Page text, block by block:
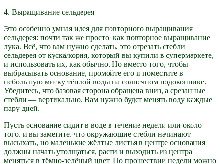
4. Выращивание сельдерея
Это особенно умная идея для повторного выращивания
сельдерея: почти так же просто, как повторное выращивание
лука. Всё, что вам нужно сделать, это отрезать стебли
сельдерея от куска/корня, который вы купили в супермаркете,
и использовать их, как обычно. Но вместо того, чтобы
выбрасывать основание, промойте его и поместите в
небольшую миску тёплой воды на солнечном подоконнике.
Убедитесь, что базовая сторона обращена вниз, а срезанные
стебли — вертикально. Вам нужно будет менять воду каждые
пару дней.
Пусть основание сидит в воде в течение недели или около
того, и вы заметите, что окружающие стебли начинают
высыхать, но маленькие жёлтые листья в центре основания
должны начать утолщаться, расти и выходить из центра,
меняться в тёмно-зелёный цвет. По прошествии недели можно